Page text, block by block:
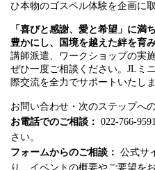
ひ本物のゴスペル体験を企画に
「喜びと感謝、愛と希望」に満
豊かにし、国境を越えた絆を育み
講師派遣、ワークショップの実
ぜひ一度ご相談ください。JLミ
際交流を全力でサポートいたしま
お問い合わせ・次のステップへ
お電話でのご相談： 022-766-
さい。
フォームからのご相談： 公式サ
り、イベントの概要やご要望を